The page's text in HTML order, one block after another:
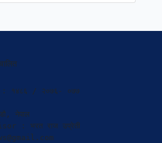
नं : १४८६ / २०७६- ०७७
नेपाल
: भरत राज उप्रेती